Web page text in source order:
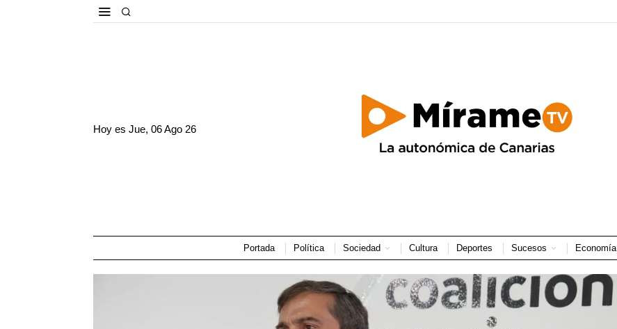
Hoy esJue, 06 Ago 26
Portada Política Sociedad Cultura Deportes Sucesos Economía